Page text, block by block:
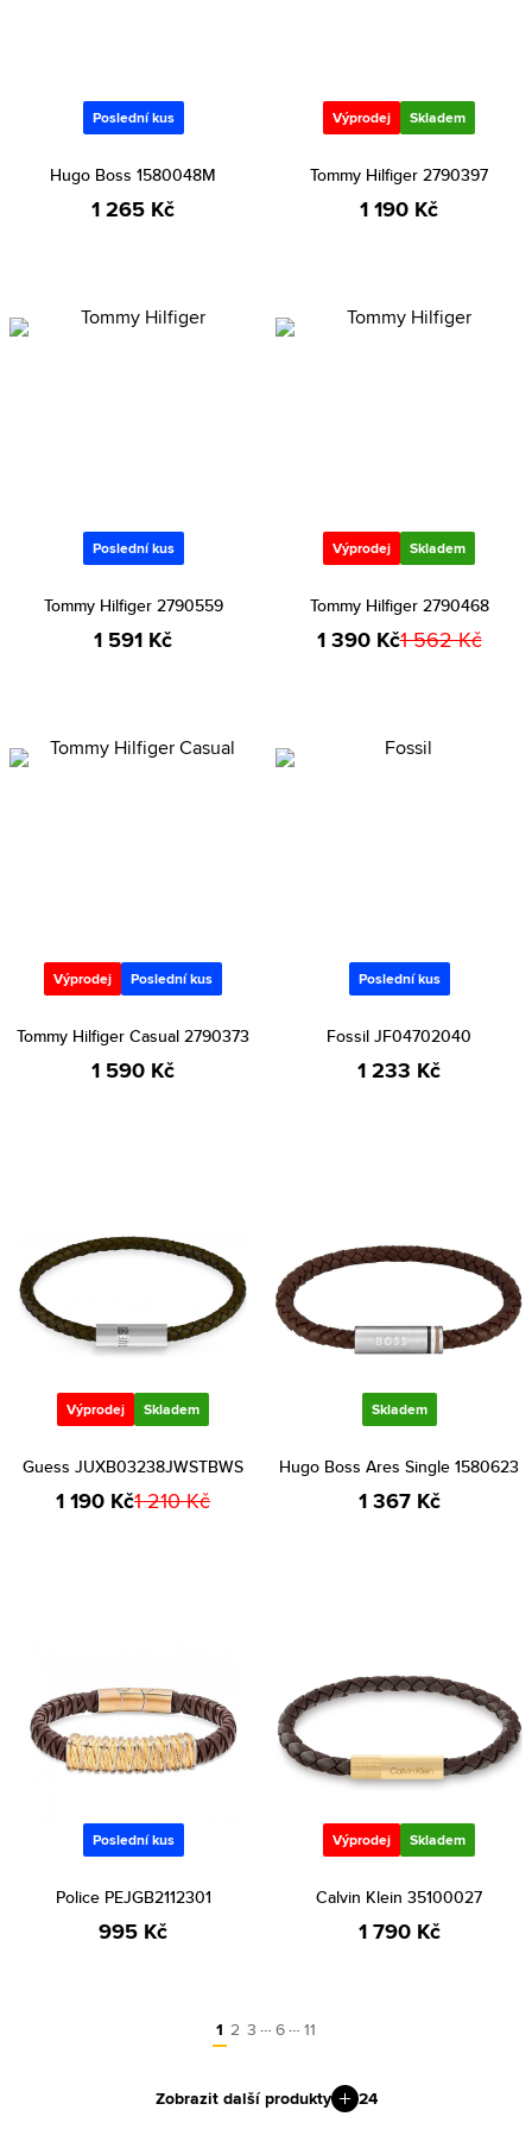
Poslední kus
Hugo Boss 1580048M
1 265 Kč
Výprodej Skladem
Tommy Hilfiger 2790397
1 190 Kč
Poslední kus
Tommy Hilfiger 2790559
1 591 Kč
Výprodej Skladem
Tommy Hilfiger 2790468
1 390 Kč1 562 Kč
Výprodej Poslední kus
Tommy Hilfiger Casual 2790373
1 590 Kč
Poslední kus
Fossil JF04702040
1 233 Kč
Výprodej Skladem
Guess JUXB03238JWSTBWS
1 190 Kč1 210 Kč
Skladem
Hugo Boss Ares Single 1580623
1 367 Kč
Poslední kus
Police PEJGB2112301
995 Kč
Výprodej Skladem
Calvin Klein 35100027
1 790 Kč
1 2 3 … 6 … 11
Zobrazit další produkty 24